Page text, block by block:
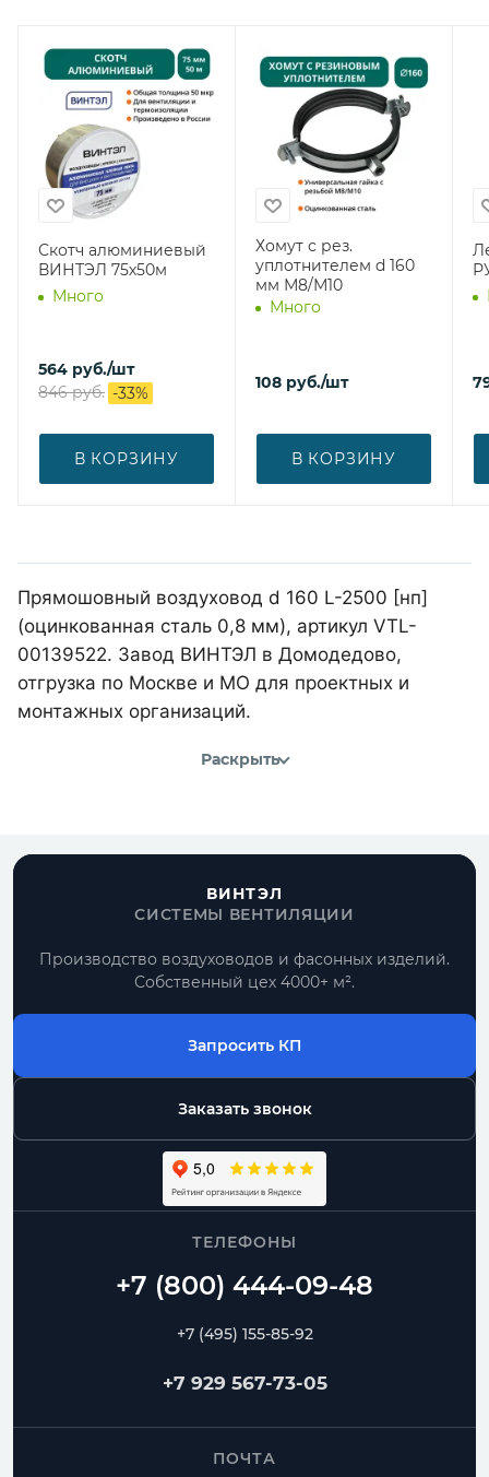
Скотч алюминиевый
ВИНТЭЛ 75х50м
Много
564 руб./шт
846руб. -33%
В КОРЗИНУ
Хомут с рез.
уплотнителем d 160
мм М8/М10
Много
108 руб./шт
В КОРЗИНУ
Прямошовный воздуховод d 160 L-2500 [нп]
(оцинкованная сталь 0,8 мм), артикул VTL-
00139522. Завод ВИНТЭЛ в Домодедово,
отгрузка по Москве и МО для проектных и
монтажных организаций.
Раскрыть
ВИНТЭЛ
СИСТЕМЫ ВЕНТИЛЯЦИИ
Производство воздуховодов и фасонных изделий.
Собственный цех 4000+ м².
Запросить КП
Заказать звонок
ТЕЛЕФОНЫ
+7 (495) 155-85-92
+7 929 567-73-05
ПОЧТА